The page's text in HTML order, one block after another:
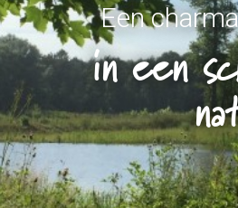
Een
in een